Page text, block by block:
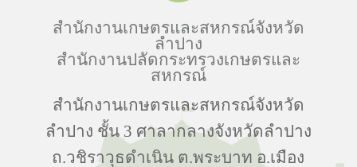
สำนักงานเกษตรและสหกรณ์จังหวัด
ลำปาง
สำนักงานปลัดกระทรวงเกษตรและ
สหกรณ์
สำนักงานเกษตรและสหกรณ์จังหวัด
ลำปาง ชั้น 3 ศาลากลางจังหวัดลำปาง
ถ.วชิราวุธดำเนิน ต.พระบาท อ.เมือง